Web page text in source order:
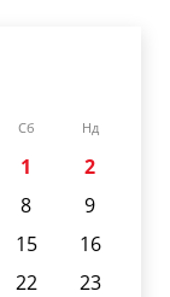
Сб Нд
1
2
8
9
15
16
22
23